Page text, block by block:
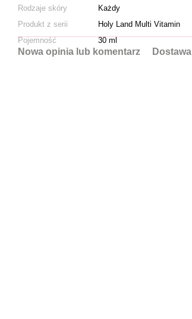
Rodzaje skóry
Każdy
Produkt z serii
Holy Land Multi Vitamin
Pojemność
30 ml
Nowa opinia lub komentarz Dostawa